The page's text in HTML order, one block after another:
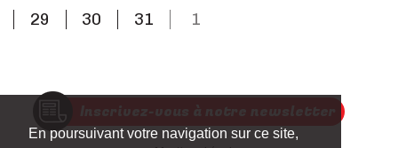
En poursuivant votre navigation sur ce site,
29
30 31 1